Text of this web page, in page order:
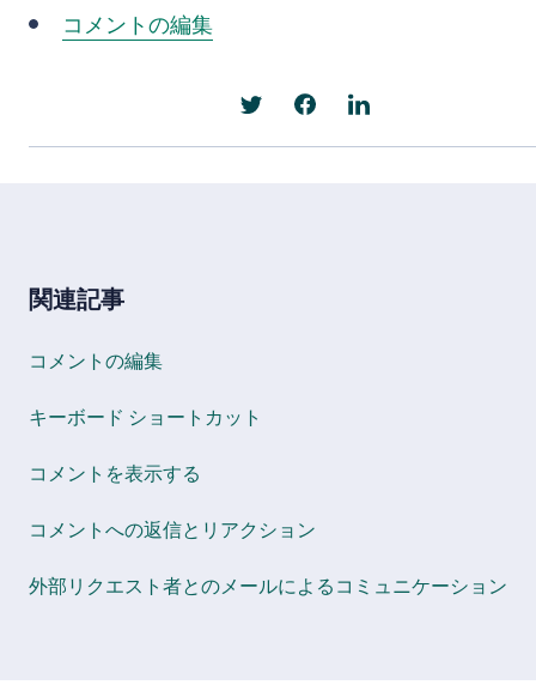
コメントの編集
関連記事
コメントの編集
キーボード ショートカット
コメントを表示する
コメントへの返信とリアクション
外部リクエスト者とのメールによるコミュニケーション